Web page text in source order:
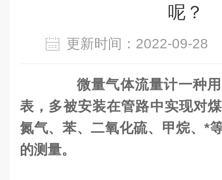
呢？
更新时间：2022-09-
微量气体流量计一种
表，多被安装在管路中实现对
氮气、苯、二氧化硫、甲烷、*
的测量。